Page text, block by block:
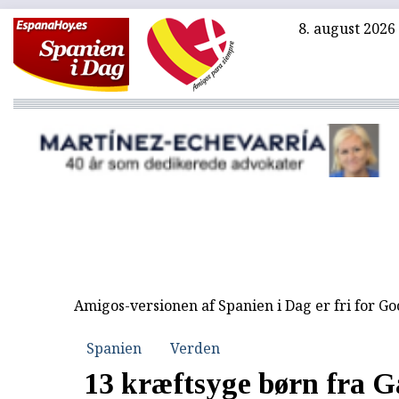
8. august 2026
Amigos-versionen af Spanien i Dag er fri for
Spanien Verden
13 kræftsyge børn fra